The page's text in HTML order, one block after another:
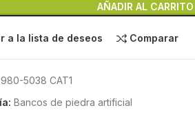
AÑADIR AL CARRITO
a la lista de deseos Comparar
5038 CAT1
Bancos de piedra artificial